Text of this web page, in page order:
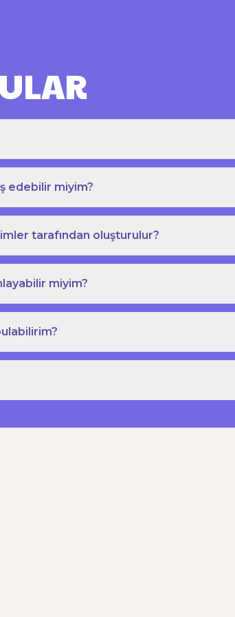
edebilir miyim?
tarafından oluşturulur?
miyim?